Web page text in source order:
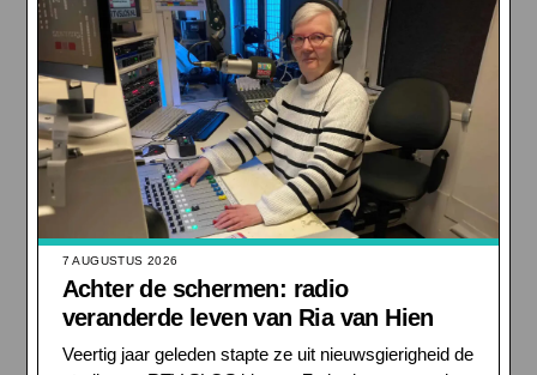
7 AUGUSTUS 2026
Achter de schermen: radio
veranderde leven van Ria van Hien
Veertig jaar geleden stapte ze uit nieuwsgierigheid de